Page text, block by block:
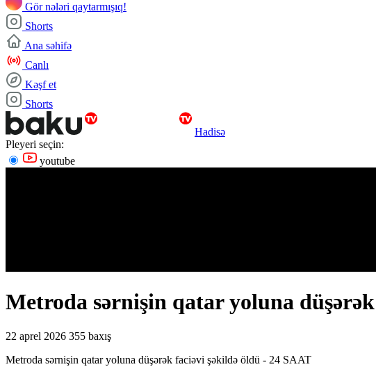
Gör nələri qaytarmışıq!
Shorts
Ana səhifə
Canlı
Kəşf et
Shorts
Hadisə
Pleyeri seçin:
youtube
Metroda sərnişin qatar yoluna
22 aprel 2026 355 baxış
Metroda sərnişin qatar yoluna düşərək faciəvi şəkildə öldü - 24 SAAT